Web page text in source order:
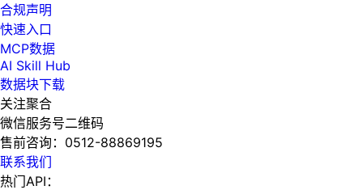
合规声明
快速入口
MCP数据
AI Skill Hub
数据块下载
关注聚合
微信服务号二维码
售前咨询： 0512-88869195
联系我们
热门API：